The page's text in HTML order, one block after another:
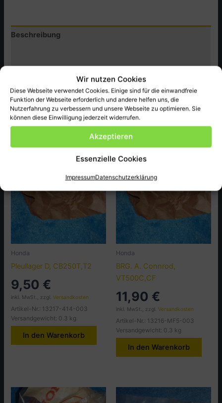
Wir nutzen Cookies
Diese Webseite verwendet Cookies. Einige sind für die einwandfreie
Funktion der Webseite erforderlich und andere helfen uns, die
Nutzerfahrung zu verbessern und unsere Webseite zu optimieren. Sie
können diese Einwilligung jederzeit widerrufen.
Akzeptieren
Essenzielle Cookies
ImpressumDatenschutzerklärung
Menge
Beschreibung
Original Honda Ersatzteil passend bei GL1000-LTD ect.
Honda
Pleullager D, CB250T,T2
9,50 €
inkl. MwSt., zzgl.Versandkosten
Artikel-Nr.: 13217-414-003
Versandgewicht: 0.3 kg
In den Warenkorb
Honda
BRG. A. Connrod,
VT500C,CF
11,90 €
inkl. MwSt., zzgl. Versandkosten
Artikel-Nr.: 13216-MF5-003
Versandgewicht: 0.3 kg
In den Warenkorb